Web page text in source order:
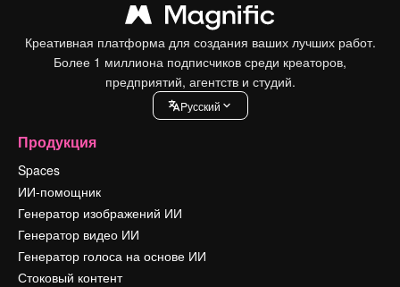
Креативная платформа для создания ваших лучших работ.
Более 1 миллиона подписчиков среди креаторов,
предприятий, агентств и студий.
Pусский
Продукция
Spaces
ИИ-помощник
Генератор изображений ИИ
Генератор видео ИИ
Генератор голоса на основе ИИ
Стоковый контент